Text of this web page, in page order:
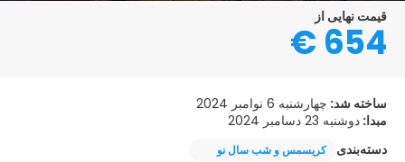
قیمت نهایی از
654 €
ساخته شد: چهارشنبه 6 نوامبر 2024
مبدا: دوشنبه 23 دسامبر 2024
دسته‌بندی
کریسمس و شب سال نو